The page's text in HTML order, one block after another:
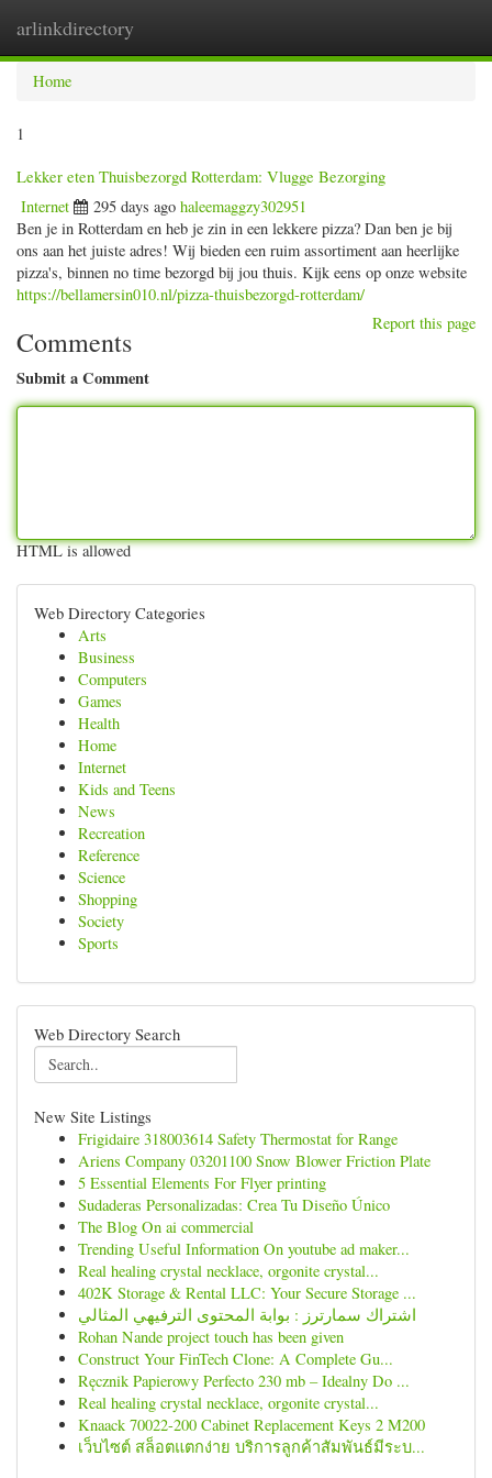
arlinkdirectory
Home
1
Lekker eten Thuisbezorgd Rotterdam: Vlugge Bezorging
Internet 295 days ago haleemaggzy302951
Ben je in Rotterdam en heb je zin in een lekkere pizza? Dan ben je bij
ons aan het juiste adres! Wij bieden een ruim assortiment aan heerlijke
pizza's, binnen no time bezorgd bij jou thuis. Kijk eens op onze website
https://bellamersin010.nl/pizza-thuisbezorgd-rotterdam/
Report this page
Comments
Submit a Comment
HTML is allowed
Web Directory Categories
Arts
Business
Computers
Games
Health
Home
Internet
Kids and Teens
News
Recreation
Reference
Science
Shopping
Society
Sports
Web Directory Search
New Site Listings
Frigidaire 318003614 Safety Thermostat for Range
Ariens Company 03201100 Snow Blower Friction Plate
5 Essential Elements For Flyer printing
Sudaderas Personalizadas: Crea Tu Diseño Único
The Blog On ai commercial
Trending Useful Information On youtube ad maker...
Real healing crystal necklace, orgonite crystal...
402K Storage & Rental LLC: Your Secure Storage ...
اشتراك سمارترز : بوابة المحتوى الترفيهي المثالي
Rohan Nande project touch has been given
Construct Your FinTech Clone: A Complete Gu...
Ręcznik Papierowy Perfecto 230 mb – Idealny Do ...
Real healing crystal necklace, orgonite crystal...
Knaack 70022-200 Cabinet Replacement Keys 2 M200
เว็บไซต์ สล็อตแตกง่าย บริการลูกค้าสัมพันธ์มีระบ...